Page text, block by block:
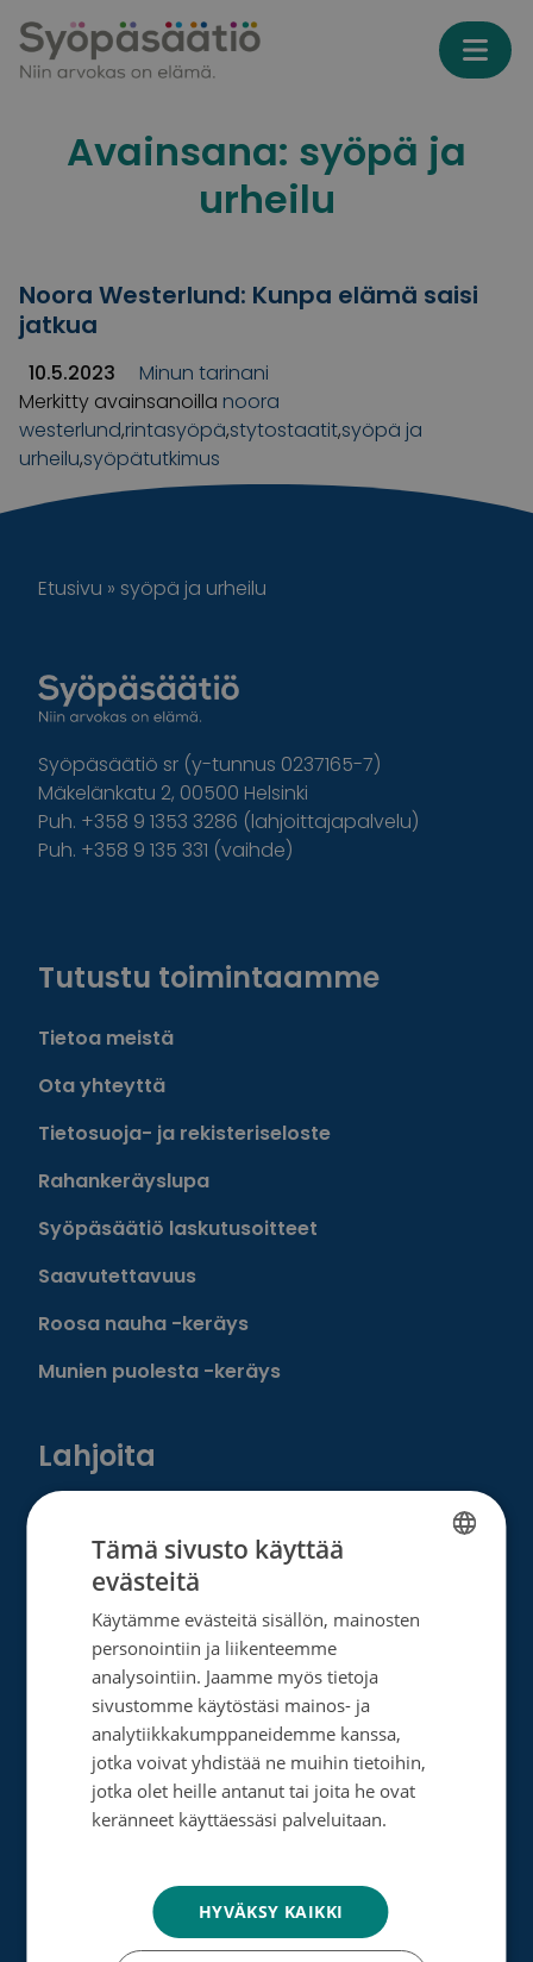
Avainsana: syöpä ja
urheilu
Noora Westerlund: Kunpa elämä saisi
jatkua
10.5.2023
Minun tarinani
Merkitty avainsanoilla noora
westerlund,rintasyöpä,stytostaatit,syöpä ja
urheilu,syöpätutkimus
Etusivu » syöpä ja urheilu
Syöpäsäätiö sr (y-tunnus 0237165-7)
Mäkelänkatu 2, 00500 Helsinki
Puh. +358 9 1353 3286 (lahjoittajapalvelu)
Puh. +358 9 135 331 (vaihde)
Tutustu toimintaamme
Tietoa meistä
Ota yhteyttä
Tietosuoja- ja rekisteriseloste
Rahankeräyslupa
Syöpäsäätiö laskutusoitteet
Saavutettavuus
Roosa nauha -keräys
Munien puolesta -keräys
Lahjoita
Liity kuukausilahjoittajaksi
Tee kertalahjoitus
Tee muistolahja
Perusta merkkipäiväkeräys
Perusta muistokeräys
Perusta oma keräyksesi
Tutustu testamenttilahjoitukseen
Suurlahjoitus
SWEDISH
Tämä sivusto käyttää
evästeitä
Käytämme evästeitä sisällön, mainosten
personointiin ja liikenteemme
analysointiin. Jaamme myös tietoja
sivustomme käytöstäsi mainos- ja
analytiikkakumppaneidemme kanssa,
jotka voivat yhdistää ne muihin tietoihin,
jotka olet heille antanut tai joita he ovat
keränneet käyttäessäsi palveluitaan.
HYVÄKSY KAIKKI